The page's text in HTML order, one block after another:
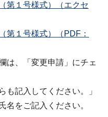
第１号様式）（エクセ
第１号様式）（PDF：
は、「変更申請」にチェ
記入してください。」
名をご記入ください。